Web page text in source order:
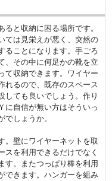
と収納に困る場所です。
ては見栄えが悪く、突然の
ることになります。手ごろ
、その中に何足かの靴を立
て収納できます。ワイヤー
れるので、既存のスペース
しても良いでしょう。作り
に自信が無い方はそういっ
しょうか。
。壁にワイヤーネットを取
スを利用できるだけでなく
す。またつっぱり棒を利用
できます。ハンガーを組み